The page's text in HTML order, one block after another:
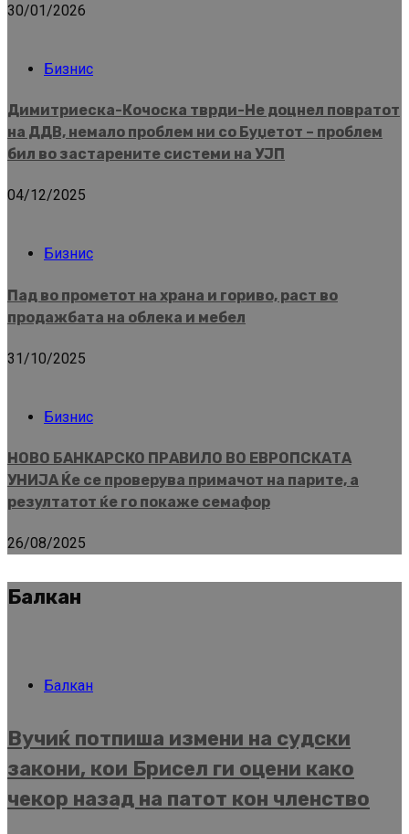
30/01/2026
Бизнис
Димитриеска-Кочоска тврди-Не доцнел повратот
на ДДВ, немало проблем ни со Буџетот – проблем
бил во застарените системи на УЈП
04/12/2025
Бизнис
Пад во прометот на храна и гориво, раст во
продажбата на облека и мебел
31/10/2025
Бизнис
НОВО БАНКАРСКО ПРАВИЛО ВО ЕВРОПСКАТА
УНИЈА Ќе се проверува примачот на парите, а
резултатот ќе го покаже семафор
26/08/2025
Балкан
Балкан
Вучиќ потпиша измени на судски
закони, кои Брисел ги оцени како
чекор назад на патот кон членство